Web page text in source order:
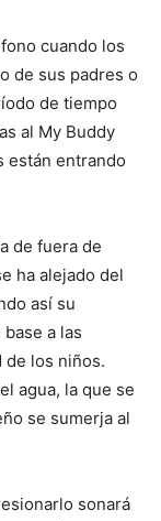
cuando los
de sus padres o
de tiempo
al My Buddy
están entrando
de fuera de
ha alejado del
así su
a las
de los niños.
agua, la que se
se sumerja al
sonará